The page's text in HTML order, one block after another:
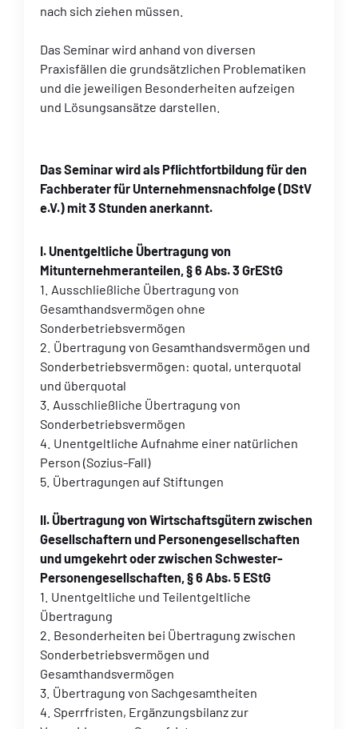
nach sich ziehen müssen.
Das Seminar wird anhand von diversen
Praxisfällen die grundsätzlichen Problematiken
und die jeweiligen Besonderheiten aufzeigen
und Lösungsansätze darstellen.
Das Seminar wird als Pflichtfortbildung für den
Fachberater für Unternehmensnachfolge (DStV
e.V.) mit 3 Stunden anerkannt.
I. Unentgeltliche Übertragung von
Mitunternehmeranteilen, § 6 Abs. 3 GrEStG
1. Ausschließliche Übertragung von
Gesamthandsvermögen ohne
Sonderbetriebsvermögen
2. Übertragung von Gesamthandsvermögen und
Sonderbetriebsvermögen: quotal, unterquotal
und überquotal
3. Ausschließliche Übertragung von
Sonderbetriebsvermögen
4. Unentgeltliche Aufnahme einer natürlichen
Person (Sozius-Fall)
5. Übertragungen auf Stiftungen
II. Übertragung von Wirtschaftsgütern zwischen
Gesellschaftern und Personengesellschaften
und umgekehrt oder zwischen Schwester-
Personengesellschaften, § 6 Abs. 5 EStG
1. Unentgeltliche und Teilentgeltliche
Übertragung
2. Besonderheiten bei Übertragung zwischen
Sonderbetriebsvermögen und
Gesamthandsvermögen
3. Übertragung von Sachgesamtheiten
4. Sperrfristen, Ergänzungsbilanz zur